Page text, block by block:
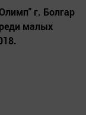
г. Болгар
малых